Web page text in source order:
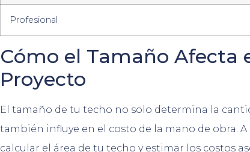
Profesional
Cómo el Tamaño Afecta
Proyecto
El tamaño de tu techo no solo determina la
también influye en el costo de la mano de obra.
calcular el área de tu techo y estimar los costos